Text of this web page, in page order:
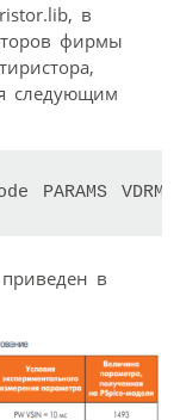
в
фирмы
следующим
PARAMS
в